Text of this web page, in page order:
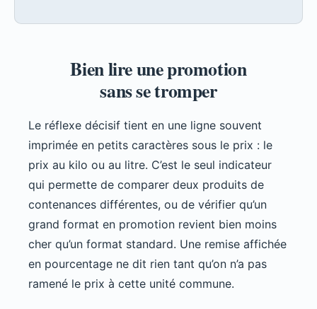
Bien lire une promotion
sans se tromper
Le réflexe décisif tient en une ligne souvent
imprimée en petits caractères sous le prix : le
prix au kilo ou au litre. C’est le seul indicateur
qui permette de comparer deux produits de
contenances différentes, ou de vérifier qu’un
grand format en promotion revient bien moins
cher qu’un format standard. Une remise affichée
en pourcentage ne dit rien tant qu’on n’a pas
ramené le prix à cette unité commune.